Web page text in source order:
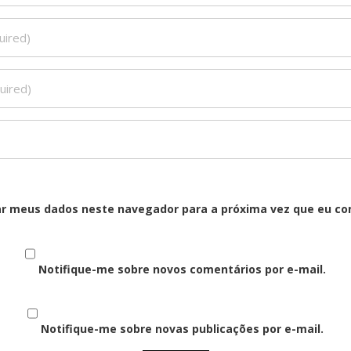
meus dados neste navegador para a próxima vez que eu
Notifique-me sobre novos comentários por e-mail.
Notifique-me sobre novas publicações por e-mail.